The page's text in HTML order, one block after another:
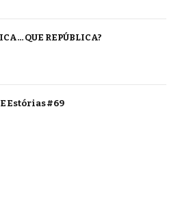
QUE REPÚBLICA?
Estórias #69